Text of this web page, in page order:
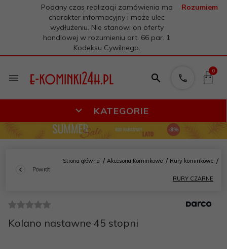
Podany czas realizacji zamówienia ma
charakter informacyjny i może ulec
wydłużeniu. Nie stanowi on oferty
handlowej w rozumieniu art. 66 par. 1
Kodeksu Cywilnego.
Rozumiem
0
KATEGORIE
Powrót
Strona główna Akcesoria Kominkowe Rury kominkowe
RURY CZARNE
Kolano nastawne 45 stopni